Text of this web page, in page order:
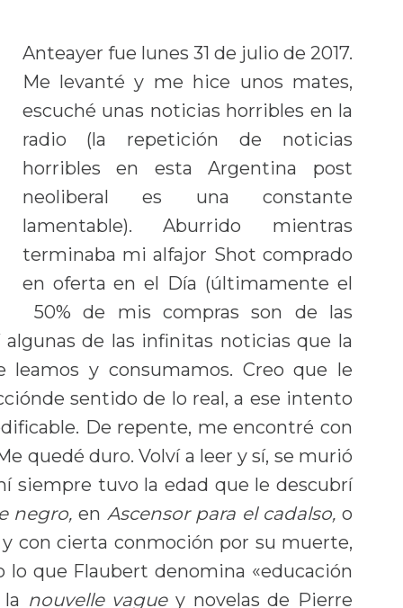
Anteayer fue lunes 31 de julio de 2017.
Me levanté y me hice unos mates,
escuché unas noticias horribles en la
radio (la repetición de noticias
horribles en esta Argentina post
neoliberal es una constante
lamentable). Aburrido mientras
terminaba mi alfajor Shot comprado
en oferta en el Día (últimamente el
50% de mis compras son de las
de las infinitas noticias que la
leamos y consumamos. Creo que le
sentido de lo real, a ese intento
De repente, me encontré con
quedé duro. Volví a leer y sí, se murió
siempre tuvo la edad que le descubrí
negro, en Ascensor para el cadalso, o
y con cierta conmoción por su muerte,
que Flaubert denomina «educación
nouvelle vaguey novelas de Pierre